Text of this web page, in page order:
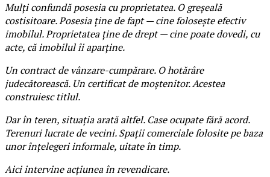
Mulți confundă posesia cu proprietatea. O greșeală
costisitoare. Posesia ține de fapt — cine folosește efectiv
imobilul. Proprietatea ține de drept — cine poate dovedi, cu
acte, că imobilul îi aparține.
Un contract de vânzare-cumpărare. O hotărâre
judecătorească. Un certificat de moștenitor. Acestea
construiesc titlul.
Dar în teren, situația arată altfel. Case ocupate fără acord.
Terenuri lucrate de vecini. Spații comerciale folosite pe baza
unor înțelegeri informale, uitate în timp.
Aici intervine acțiunea în revendicare.